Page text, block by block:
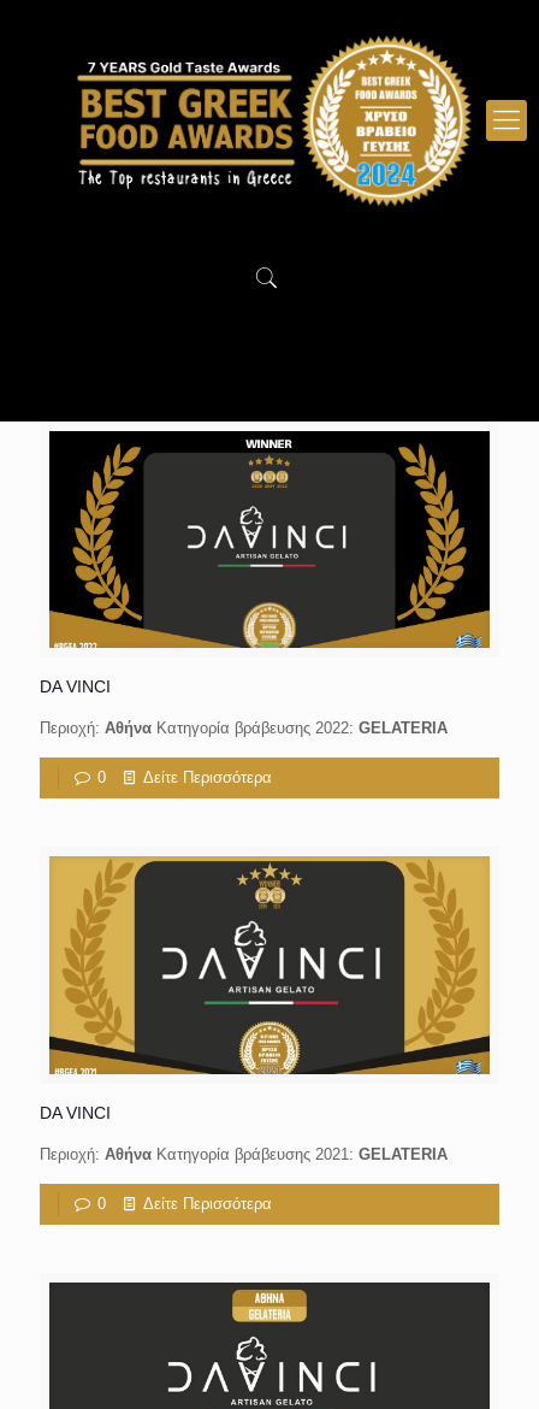
DA VINCI
Περιοχή: Αθήνα Κατηγορία βράβευσης 2022: GELATERIA
0 Δείτε Περισσότερα
DA VINCI
Περιοχή: Αθήνα Κατηγορία βράβευσης 2021: GELATERIA
0 Δείτε Περισσότερα